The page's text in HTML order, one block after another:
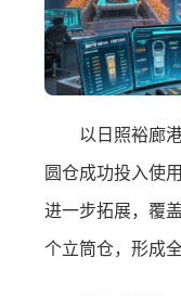
以日照裕廊
圆仓成功投入使
进一步拓展，覆
个立筒仓，形成